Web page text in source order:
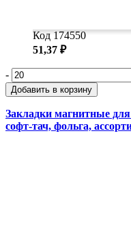
Код 174550
51,37 ₽
-
Добавить в корзину
Закладки магнитные
софт-тач, фольга,